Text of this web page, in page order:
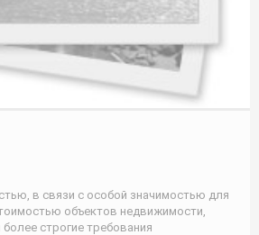
в связи с особой значимостью для
объектов недвижимости,
строгие требования